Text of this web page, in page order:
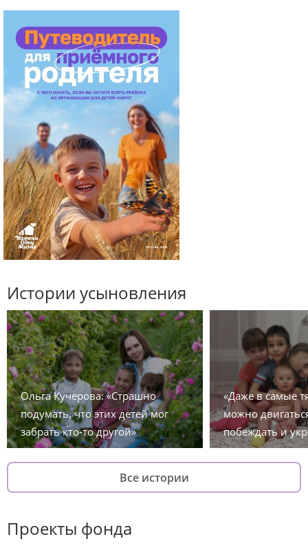
Истории усыновления
Ольга Кучерова: «Страшно
подумать, что этих детей мог
забрать кто-то другой»
«Даже в самые
можно
побеждать и
Все истории
Проекты фонда